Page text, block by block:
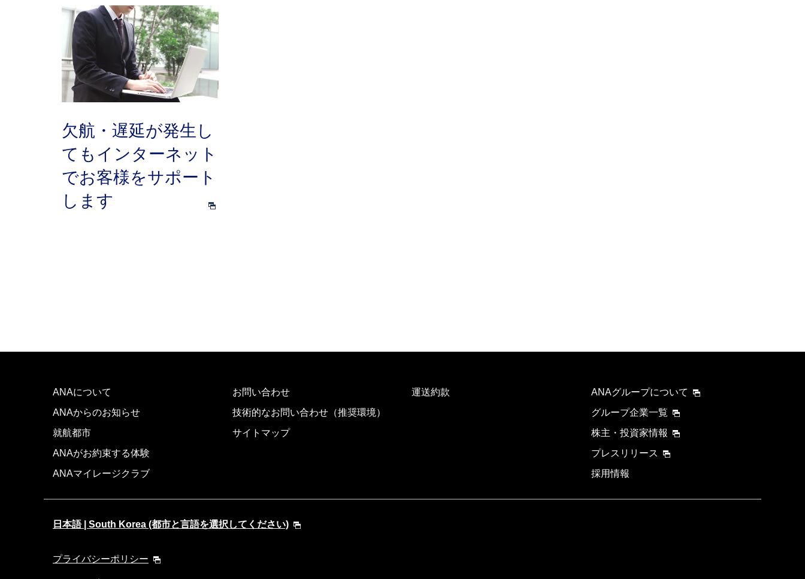
欠航・遅延が発生し
てもインターネット
でお客様をサポート
します
ANAについて
ANAからのお知らせ
就航都市
ANAがお約束する体験
ANAマイレージクラブ
お問い合わせ
技術的なお問い合わせ（推奨環境）
サイトマップ
運送約款
ANAグループについて
グループ企業一覧
株主・投資家情報
プレスリリース
採用情報
日本語 | South Korea (都市と言語を選択してください)
プライバシーポリシー